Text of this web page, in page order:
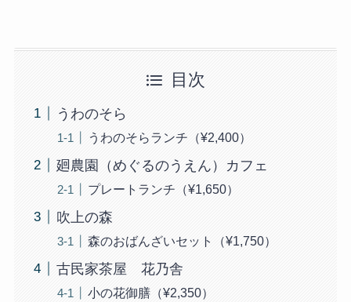
目次
うわのそら
うわのそらランチ（¥2,400）
廻農園（めぐるのうえん）カフェ
プレートランチ（¥1,650）
吹上の森
森のおばんざいセット（¥1,750）
古民家茶屋 花乃舎
小の花御膳（¥2,350）